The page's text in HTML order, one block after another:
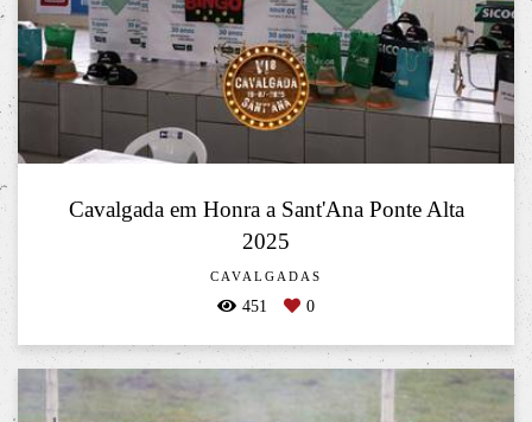
Cavalgada em Honra a Sant'Ana Ponte Alta
2025
CAVALGADAS
451 0